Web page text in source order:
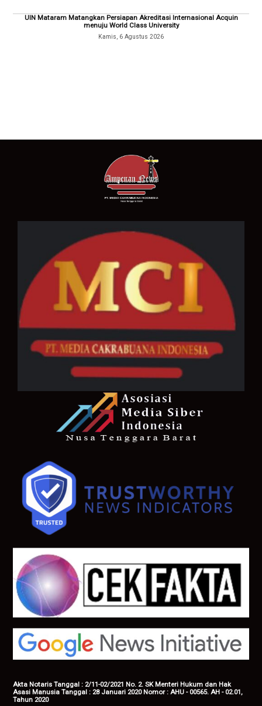
UIN Mataram Matangkan Persiapan Akreditasi Internasional Acquin
menuju World Class University
Kamis, 6 Agustus 2026
Akta Notaris Tanggal : 2/11-02/2021 No. 2. SK Menteri Hukum dan Hak
Asasi Manusia Tanggal : 28 Januari 2020 Nomor : AHU - 00565. AH - 02.01,
Tahun 2020